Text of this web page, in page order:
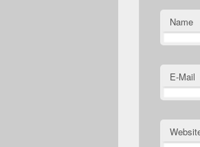
Name
E-Mail